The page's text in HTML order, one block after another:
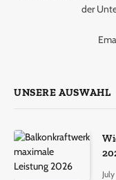
der
UNSERE AUSWAHL